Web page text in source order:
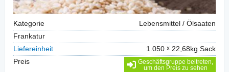
Kategorie
Lebensmittel / Ölsaaten
Frankatur
Liefereinheit
1.050
22,68kg Sack
Preis
Geschäftsgruppe beitreten,
um den Preis zu sehen